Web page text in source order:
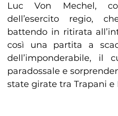
Luc Von Mechel,
dell’esercito regio,
battendo in ritirata
così una partita a
dell’imponderabile, il
paradossale e
state girate tra Trapani e